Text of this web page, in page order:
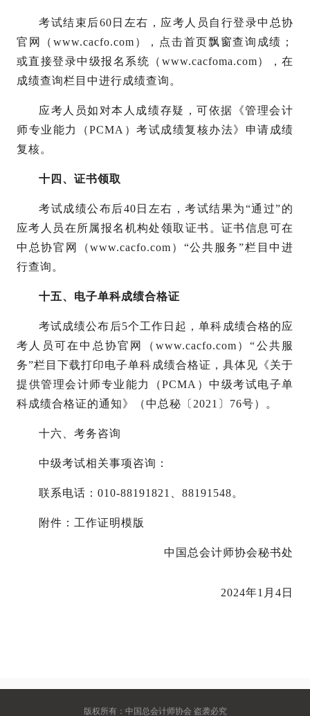
考试结束后60日左右，应考人员自行登录中总协
官网（www.cacfo.com），点击首页飘窗查询成绩；
或直接登录中级报名系统（www.cacfoma.com），在
成绩查询栏目中进行成绩查询。
应考人员如对本人成绩存疑，可依据《管理会计
师专业能力（PCMA）考试成绩复核办法》申请成绩
复核。
十四、证书领取
考试成绩公布后40日左右，考试结果为“通过”的
应考人员在所属报名机构处领取证书。证书信息可在
中总协官网（www.cacfo.com）“公共服务”栏目中进
行查询。
十五、电子单科成绩合格证
考试成绩公布后5个工作日起，单科成绩合格的应
考人员可在中总协官网（www.cacfo.com）“公共服
务”栏目下载打印电子单科成绩合格证，具体见《关于
提供管理会计师专业能力（PCMA）中级考试电子单
科成绩合格证的通知》（中总秘〔2021〕76号）。
十六、考务咨询
中级考试相关事项咨询：
联系电话： 010-88191821、88191548。
附件：工作证明模版
中国总会计师协会秘书处
2024年1月4日
版权所有：中国总会计师协会 盗袭必究